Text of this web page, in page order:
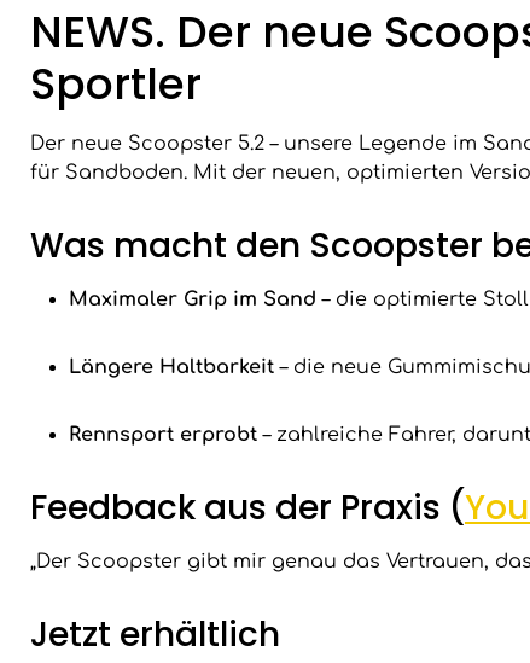
NEWS. Der neue
Sportler
Der neue Scoopster 5.2 – unsere Legende im
für Sandboden. Mit der neuen, optimierten
Was macht den Scoopster
Maximaler Grip im Sand – die optimierte
Längere Haltbarkeit – die neue
Rennsport erprobt – zahlreiche Fahrer,
Feedback aus der Praxis (
„Der Scoopster gibt mir genau das Vertrauen,
Jetzt erhältlich